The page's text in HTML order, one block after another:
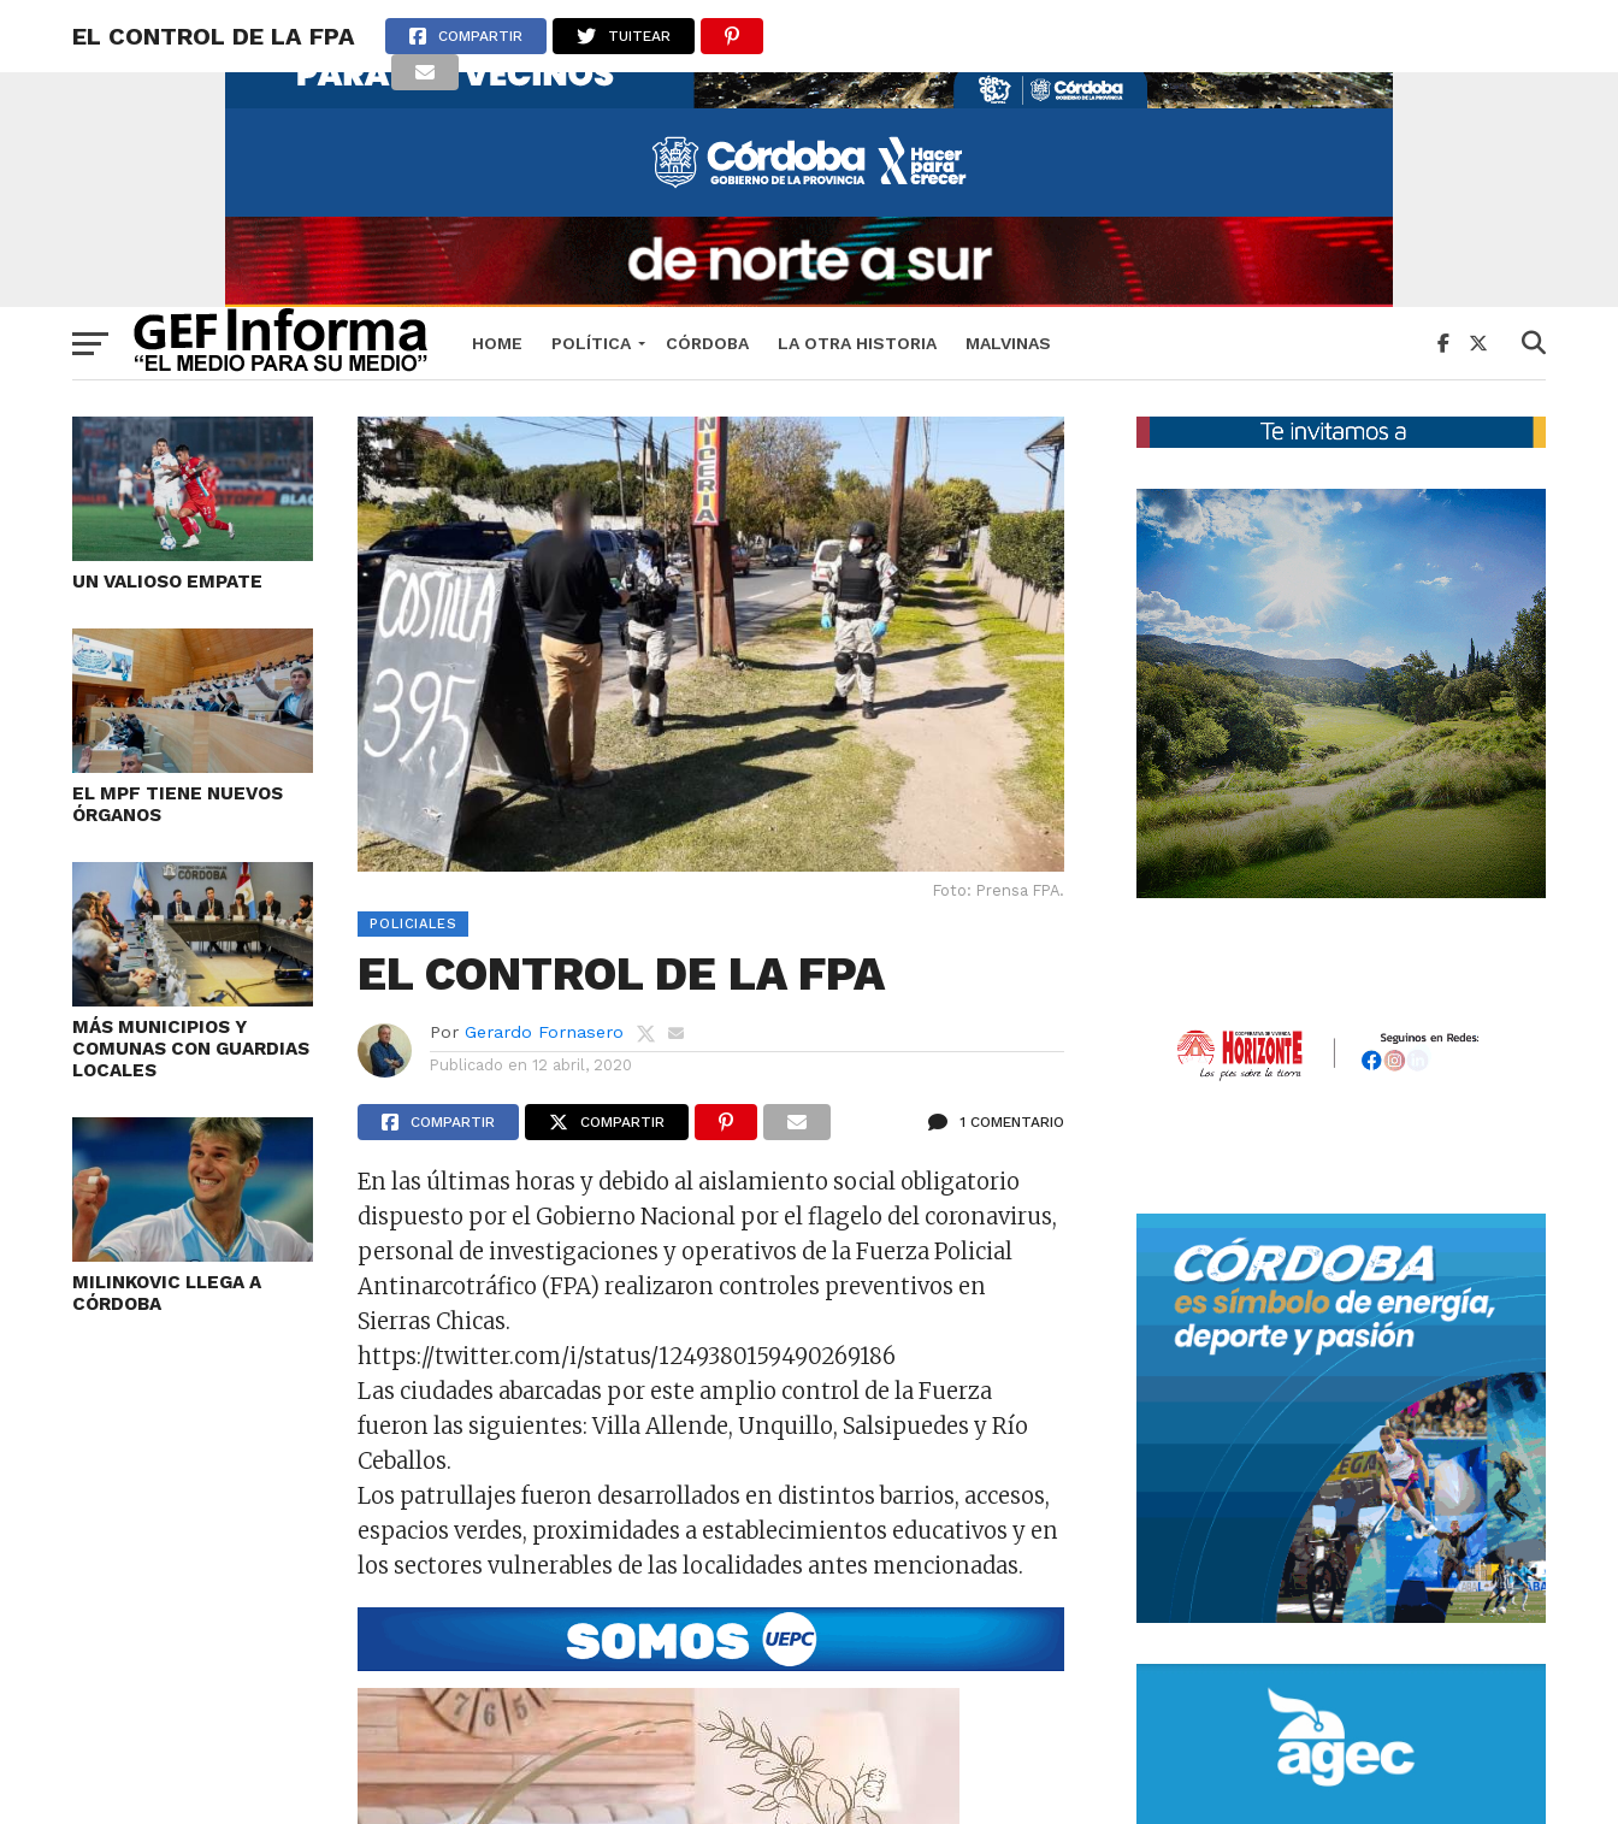
HOME POLÍTICA CÓRDOBA LA OTRA HISTORIA MALVINAS
EL CONTROL DE LA FPA COMPARTIR TUITEAR
UN VALIOSO EMPATE
EL MPF TIENE NUEVOS
ÓRGANOS
MÁS MUNICIPIOS Y
COMUNAS CON GUARDIAS
LOCALES
MILINKOVIC LLEGA A
CÓRDOBA
Foto: Prensa FPA.
POLICIALES
EL CONTROL DE LA FPA
Por Gerardo Fornasero
Publicado en 12 abril, 2020
COMPARTIR COMPARTIR 1 COMENTARIO
En las últimas horas y debido al aislamiento social obligatorio
dispuesto por el Gobierno Nacional por el flagelo del coronavirus,
personal de investigaciones y operativos de la Fuerza Policial
Antinarcotráfico (FPA) realizaron controles preventivos en
Sierras Chicas.
https://twitter.com/i/status/1249380159490269186
Las ciudades abarcadas por este amplio control de la Fuerza
fueron las siguientes: Villa Allende, Unquillo, Salsipuedes y Río
Ceballos.
Los patrullajes fueron desarrollados en distintos barrios, accesos,
espacios verdes, proximidades a establecimientos educativos y en
los sectores vulnerables de las localidades antes mencionadas.